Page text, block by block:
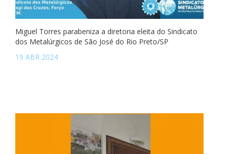
Miguel Torres parabeniza a diretoria eleita do Sindicato
dos Metalúrgicos de São José do Rio Preto/SP
19 ABR 2024